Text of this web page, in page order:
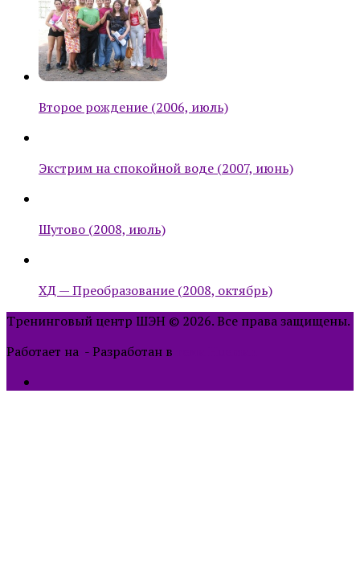
Второе рождение (2006, июль)
Экстрим на спокойной воде (2007, июнь)
Шутово (2008, июль)
ХД — Преобразование (2008, октябрь)
Тренинговый центр ШЭН © 2026. Все права защищены.
Работает на - Разработан в